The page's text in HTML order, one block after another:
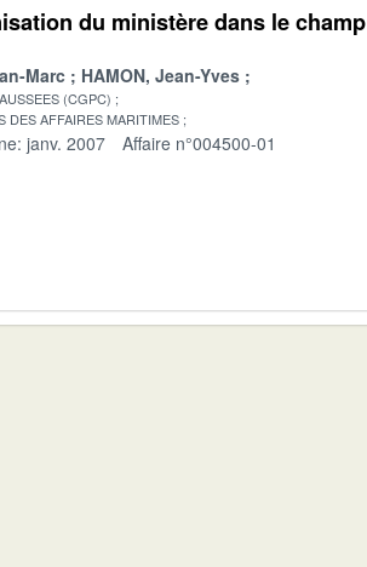
du ministère dans le champ
Marc HAMON, Jean-Yves
(CGPC)
DES AFFAIRES MARITIMES
janv. 2007 Affaire n°004500-01